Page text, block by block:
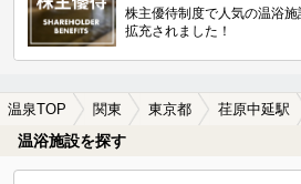
株主優待制度で人気の温浴
拡充されました！
温泉TOP 関東 東京都 荏原中延駅
温浴施設を探す